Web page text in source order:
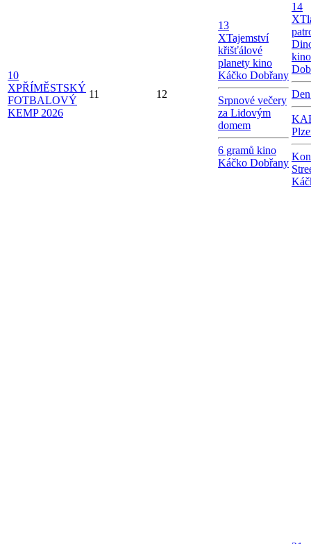
10
XPŘÍMĚSTSKÝ
FOTBALOVÝ
KEMP 2026
11 12
13
XTajemství
křišťálové
planety kino
Káčko Dobřany
Srpnové večery
za Lidovým
domem
6 gramů kino
Káčko Dobřany
14
X